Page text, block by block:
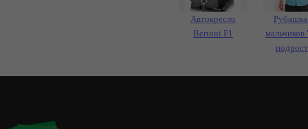
Автокресло
Bertoni F1
Рубашка